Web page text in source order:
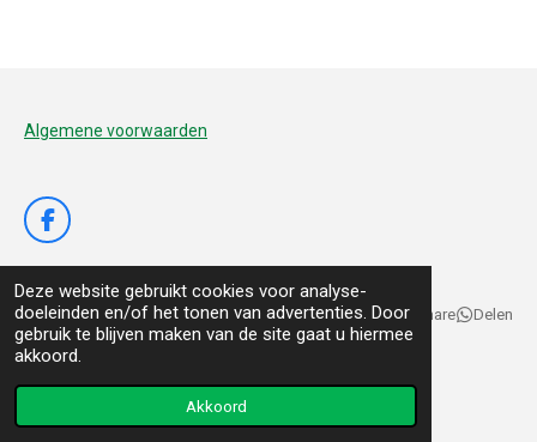
Deze website gebruikt cookies voor analyse-
doeleinden en/of het tonen van advertenties. Door
gebruik te blijven maken van de site gaat u hiermee
akkoord.
Akkoord
Algemene voorwaarden
F
a
c
e
b
o
o
k
Delen Deel Share Delen
© 2020 - 2026 De Voedertuyn